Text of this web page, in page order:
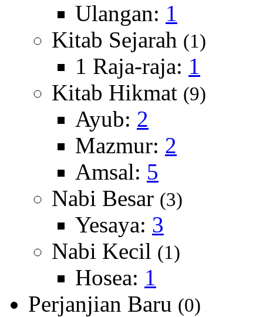
Ulangan: 1
Kitab Sejarah (1)
1 Raja-raja: 1
Kitab Hikmat (9)
Ayub: 2
Mazmur: 2
Amsal: 5
Nabi Besar (3)
Yesaya: 3
Nabi Kecil (1)
Hosea: 1
Perjanjian Baru (0)